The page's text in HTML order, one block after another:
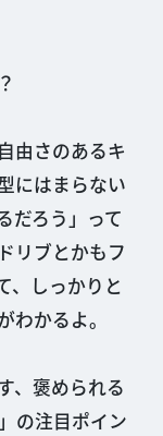
由さのあるキ
にはまらない
だろう」って
リブとかもフ
、しっかりと
わかるよ。
、褒められる
の注目ポイン